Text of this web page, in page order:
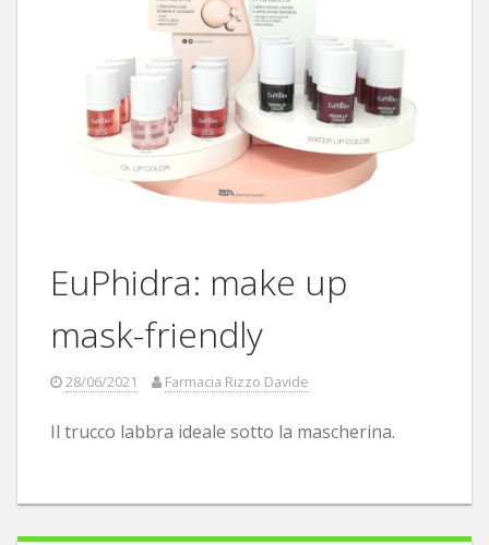
EuPhidra: make up
mask-friendly
28/06/2021 Farmacia Rizzo Davide
Il trucco labbra ideale sotto la mascherina.